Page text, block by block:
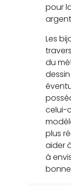
pour
Les
du
celui-
plus
aider
à